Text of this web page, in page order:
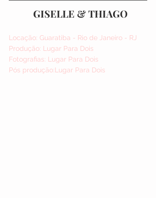
  GISELLE & THIAGO
Locação: Guaratiba - Rio de Janeiro - RJ
Produção: Lugar Para Dois
Fotografias: Lugar Para Dois
Pós produção:Lugar Para Dois